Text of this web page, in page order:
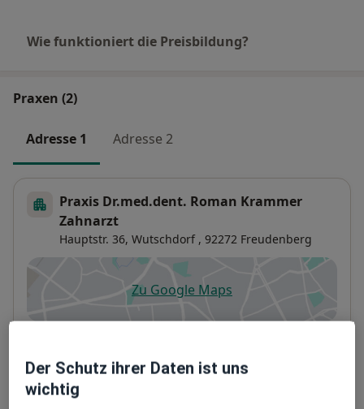
Wie funktioniert die Preisbildung?
Praxen (2)
Adresse 1 Adresse 2
Praxis Dr.med.dent. Roman Krammer
Zahnarzt
Hauptstr. 36, Wutschdorf , 92272 Freudenberg
Zu Google Mapsöffnet in einer neuen
Standort über Jameda keine Online-
Terminbuchung an
Der Schutz ihrer Daten ist uns
wichtig